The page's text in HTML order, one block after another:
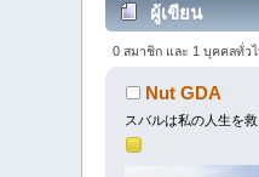
ผู้เขียน
0 สมาชิก และ 1 บุคคลทั่ว
Nut GDA
スバルは私の人生を